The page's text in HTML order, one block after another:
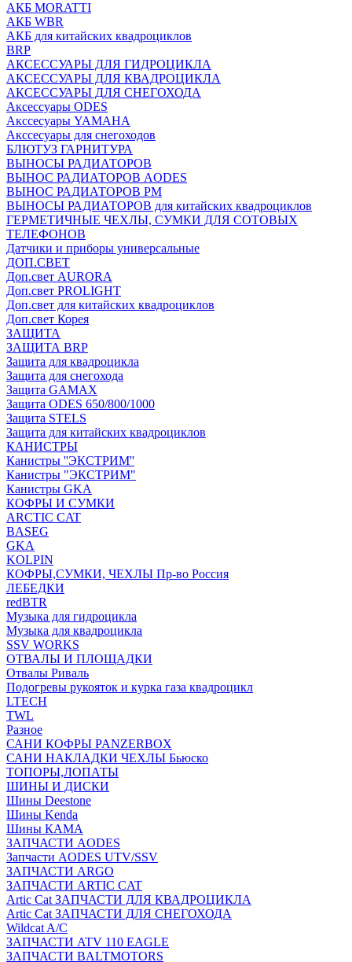
АКБ MORATTI
АКБ WBR
АКБ для китайских квадроциклов
BRP
АКСЕССУАРЫ ДЛЯ ГИДРОЦИКЛА
АКСЕССУАРЫ ДЛЯ КВАДРОЦИКЛА
АКСЕССУАРЫ ДЛЯ СНЕГОХОДА
Аксессуары ODES
Акссесуары YAMAHA
Акссесуары для снегоходов
БЛЮТУЗ ГАРНИТУРА
ВЫНОСЫ РАДИАТОРОВ
ВЫНОС РАДИАТОРОВ AODES
ВЫНОС РАДИАТОРОВ РМ
ВЫНОСЫ РАДИАТОРОВ для китайских квадроциклов
ГЕРМЕТИЧНЫЕ ЧЕХЛЫ, СУМКИ ДЛЯ СОТОВЫХ
ТЕЛЕФОНОВ
Датчики и приборы универсальные
ДОП.СВЕТ
Доп.свет AURORA
Доп.свет PROLIGHT
Доп.свет для китайских квадроциклов
Доп.свет Корея
ЗАЩИТА
ЗАЩИТА BRP
Защита для квадроцикла
Защита для снегохода
Защита GAMAX
Защита ODES 650/800/1000
Защита STELS
Защита для китайских квадроциклов
КАНИСТРЫ
Канистры ''ЭКСТРИМ''
Канистры "ЭКСТРИМ"
Канистры GKA
КОФРЫ И СУМКИ
ARCTIC CAT
BASEG
GKA
KOLPIN
КОФРЫ,СУМКИ, ЧЕХЛЫ Пр-во Россия
ЛЕБЕДКИ
redBTR
Музыка для гидроцикла
Музыка для квадроцикла
SSV WORKS
ОТВАЛЫ И ПЛОЩАДКИ
Отвалы Риваль
Подогревы рукояток и курка газа квадроцикл
LTECH
TWL
Разное
САНИ КОФРЫ PANZERBOX
САНИ НАКЛАДКИ ЧЕХЛЫ Бьюско
ТОПОРЫ,ЛОПАТЫ
ШИНЫ И ДИСКИ
Шины Deestone
Шины Kenda
Шины КАМА
ЗАПЧАСТИ AODES
Запчасти AODES UTV/SSV
ЗАПЧАСТИ ARGO
ЗАПЧАСТИ ARTIC CAT
Artic Cat ЗАПЧАСТИ ДЛЯ КВАДРОЦИКЛА
Artic Cat ЗАПЧАСТИ ДЛЯ СНЕГОХОДА
Wildcat A/C
ЗАПЧАСТИ ATV 110 EAGLE
ЗАПЧАСТИ BALTMOTORS